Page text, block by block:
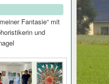
Fantasie“ mit
und